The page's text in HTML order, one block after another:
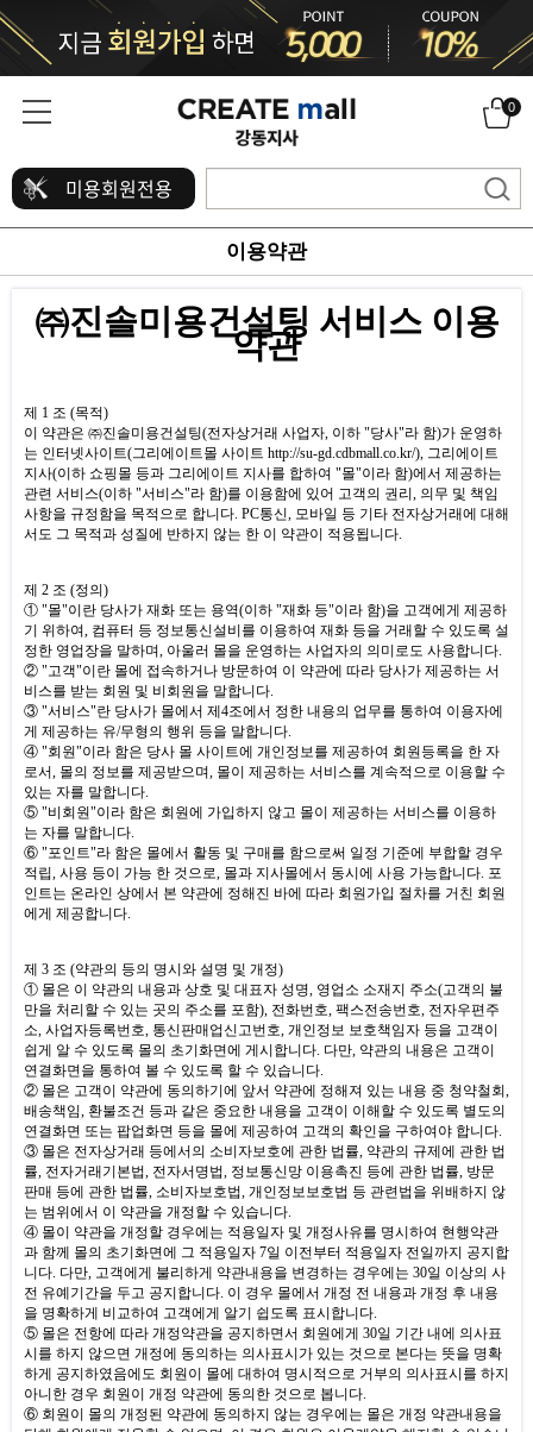
0
미용회원전용
이용약관
㈜진솔미용건설팅 서비스 이용
약관
제 1 조 (목적)
이 약관은 ㈜진솔미용건설팅(전자상거래 사업자 이하 "당사"라 함)가 운영하
는 인터넷사이트(그리에이트몰 사이트 http://su-gd.cdbmall.co.kr/), 그리에이트
지사(이하 쇼핑몰 등과 그리에이트 지사를 합하여 "몰"이라 함)에서 제공하는
관련 서비스(이하 "서비스"라 함)를 이용함에 있어 고객의 권리 의무 및 책임
사항을 규정함을 목적으로 합니다 . PC통신
모바일 등 기타 전자상거래에 대해
서도 그 목적과 성질에 반하지 않는 한 이 약관이 적용됩니다
제 2 조 (정의)
① "몰"이란 당사가 재화 또는 용역(이하 "재화 등"이라 함)을 고객에게 제공하
기 위하여 컴퓨터 등 정보통신설비를 이용하여 재화 등을 거래할 수 있도록 설
정한 영업장을 말하며 아울러 몰을 운영하는 사업자의 의미로도 사용합니다
② "고객"이란 몰에 접속하거나 방문하여 이 약관에 따라 당사가 제공하는 서
비스를 받는 회원 및 비회원을 말합니다
③ "서비스"란 당사가 몰에서 제4조에서 정한 내용의 업무를 통하여 이용자에
게 제공하는 유/무형의 행위 등을 말합니다
④ "회원"이라 함은 당사 몰 사이트에 개인정보를 제공하여 회원등록을 한 자
로서 몰의 정보를 제공받으며 몰이 제공하는 서비스를 계속적으로 이용할 수
있는 자를 말합니다
⑤ "비회원"이라 함은 회원에 가입하지 않고 몰이 제공하는 서비스를 이용하
는 자를 말합니다
⑥ "포인트"라 함은 몰에서 활동 및 구매를 함으로써 일정 기준에 부합할 경우
적립 사용 등이 가능 한 것으로 몰과 지사몰에서 동시에 사용 가능합니다 포
인트는 온라인 상에서 본 약관에 정해진 바에 따라 회원가입 절차를 거친 회원
에게 제공합니다
제 3 조 (약관의 등의 명시와 설명 및 개정)
① 몰은 이 약관의 내용과 상호 및 대표자 성명 영업소 소재지 주소(고객의 불
만을 처리할 수 있는 곳의 주소를 포함), 전화번호 팩스전송번호 전자우편주
소 사업자등록번호 통신판매업신고번호 개인정보 보호책임자 등을 고객이
쉽게 알 수 있도록 몰의 초기화면에 게시합니다 다만 약관의 내용은 고객이
연결화면을 통하여 볼 수 있도록 할 수 있습니다
② 몰은 고객이 약관에 동의하기에 앞서 약관에 정해져 있는 내용 중 청약철회
배송책임 환불조건 등과 같은 중요한 내용을 고객이 이해할 수 있도록 별도의
연결화면 또는 팝업화면 등을 몰에 제공하여 고객의 확인을 구하여야 합니다
③ 몰은 전자상거래 등에서의 소비자보호에 관한 법률 약관의 규제에 관한 법
률 전자거래기본법 전자서명법 정보통신망 이용촉진 등에 관한 법률 방문
판매 등에 관한 법률 소비자보호법 개인정보보호법 등 관련법을 위배하지 않
는 범위에서 이 약관을 개정할 수 있습니다
④ 몰이 약관을 개정할 경우에는 적용일자 및 개정사유를 명시하여 현행약관
과 함께 몰의 초기화면에 그 적용일자 7일 이전부터 적용일자 전일까지 공지합
니다 다만 고객에게 불리하게 약관내용을 변경하는 경우에는 30일 이상의 사
전 유예기간을 두고 공지합니다 이 경우 몰에서 개정 전 내용과 개정 후 내용
을 명확하게 비교하여 고객에게 알기 쉽도록 표시합니다
⑤ 몰은 전항에 따라 개정약관을 공지하면서 회원에게 30일 기간 내에 의사표
시를 하지 않으면 개정에 동의하는 의사표시가 있는 것으로 본다는 뜻을 명확
하게 공지하였음에도 회원이 몰에 대하여 명시적으로 거부의 의사표시를 하지
아니한 경우 회원이 개정 약관에 동의한 것으로 봅니다
⑥ 회원이 몰의 개정된 약관에 동의하지 않는 경우에는 몰은 개정 약관내용을